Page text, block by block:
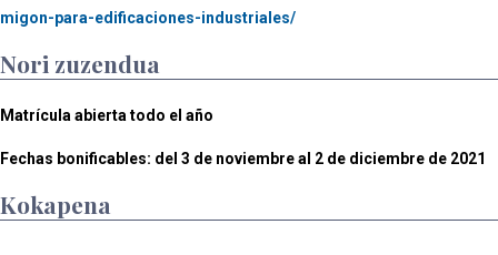
migon-para-edificaciones-industriales/
Nori zuzendua
Matrícula abierta todo el año
Fechas bonificables: del 3 de noviembre al 2 de diciembre de 2021
Kokapena